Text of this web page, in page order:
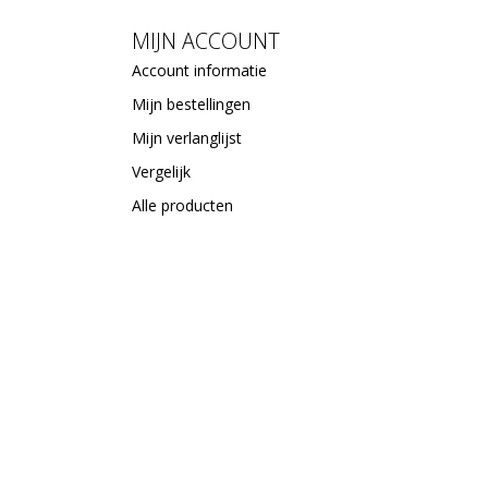
MIJN ACCOUNT
Account informatie
Mijn bestellingen
Mijn verlanglijst
Vergelijk
Alle producten